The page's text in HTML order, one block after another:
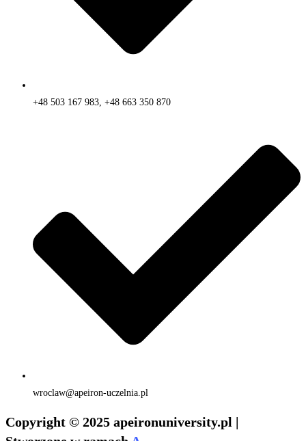
+48 503 167 983, +48 663 350 870
wroclaw@apeiron-uczelnia.pl
Copyright © 2025 apeironuniversity.pl |